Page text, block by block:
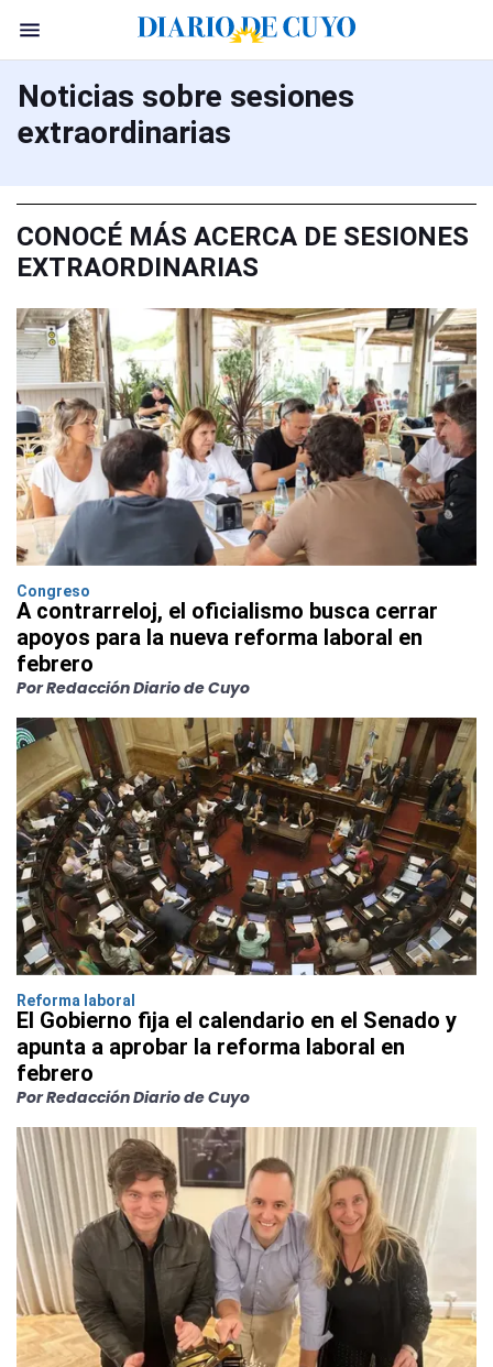
Noticias sobre sesiones
extraordinarias
CONOCÉ MÁS ACERCA DE SESIONES
EXTRAORDINARIAS
Congreso
A contrarreloj, el oficialismo busca cerrar
apoyos para la nueva reforma laboral en
febrero
Por Redacción Diario de Cuyo
Reforma laboral
El Gobierno fija el calendario en el Senado y
apunta a aprobar la reforma laboral en
febrero
Por Redacción Diario de Cuyo